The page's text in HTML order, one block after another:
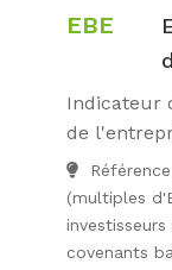
EBE
Indicateur
de
(multiples
covenants